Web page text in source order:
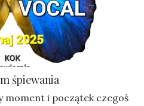
śpiewania
moment i początek czegoś